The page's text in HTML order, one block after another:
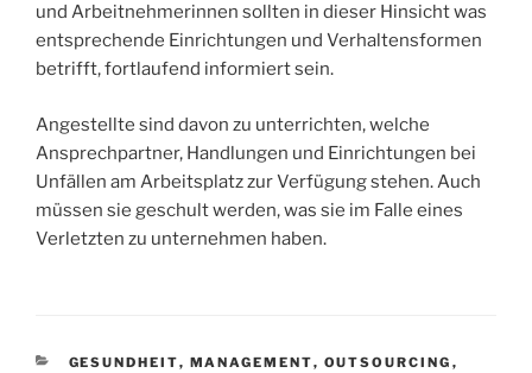
und Arbeitnehmerinnen sollten in dieser Hinsicht was
entsprechende Einrichtungen und Verhaltensformen
betrifft, fortlaufend informiert sein.
Angestellte sind davon zu unterrichten, welche
Ansprechpartner, Handlungen und Einrichtungen bei
Unfällen am Arbeitsplatz zur Verfügung stehen. Auch
müssen sie geschult werden, was sie im Falle eines
Verletzten zu unternehmen haben.
KATEGORIEN
GESUNDHEIT, MANAGEMENT, OUTSOURCING ,